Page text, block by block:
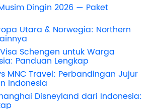
Dingin 2026 — Paket
Utara & Norwegia: Northern
Schengen untuk Warga
Panduan Lengkap
MNC Travel: Perbandingan Jujur
Indonesia
Disneyland dari Indonesia: